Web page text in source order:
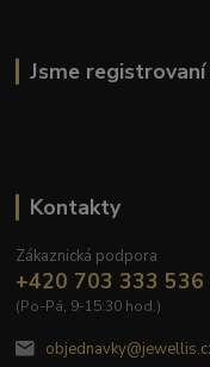
Jsme
Kontakty
Zákaznická podpora
+420 703 333 536
(Po-Pá, 9-15:30 hod.)